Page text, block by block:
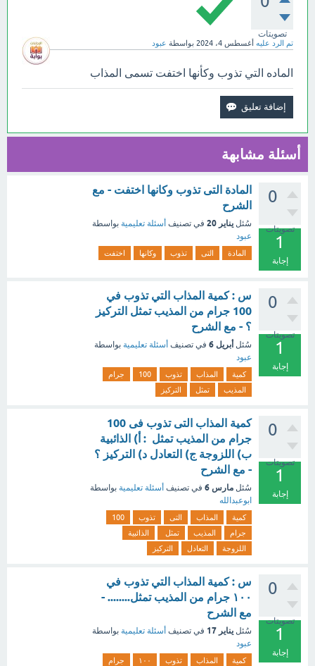
تصويتات
تم الرد عليه أغسطس 4، 2024 بواسطة عبود
الماده التي تذوب وكأنها اختفت تسمى المذاب
أسئلة مشابهة
0
تصويتات
1
إجابة
المادة التى تذوب وكانها اختفت - مع
الشرح
سُئل يناير 20 في تصنيف أسئلة تعليمية بواسطة
عبود
المادة التى تذوب وكانها اختفت
0
تصويتات
1
إجابة
س : كمية المذاب التي تذوب في
100 جرام من المذيب تمثل التركيز
؟ - مع الشرح
سُئل أبريل 6 في تصنيف أسئلة تعليمية بواسطة
عبود
كمية المذاب تذوب 100
جرام
المذيب
تمثل التركيز
0
تصويتات
1
إجابة
كمية المذاب التى تذوب فى 100
جرام من المذيب تمثل : أ) الذائبية
ب) اللزوجة ج) التعادل د) التركيز ؟
- مع الشرح
سُئل مارس 6 في تصنيف أسئلة تعليمية بواسطة
ابوعبدالله
كمية المذاب التى تذوب
100
جرام
المذيب تمثل
الذائبية
اللزوجة
التعادل التركيز
0
تصويتات
1
إجابة
س : كمية المذاب التي تذوب في
١٠٠ جرام من المذيب تمثل........ -
مع الشرح
سُئل يناير 17 في تصنيف أسئلة تعليمية بواسطة
عبود
كمية المذاب تذوب ١٠٠
جرام